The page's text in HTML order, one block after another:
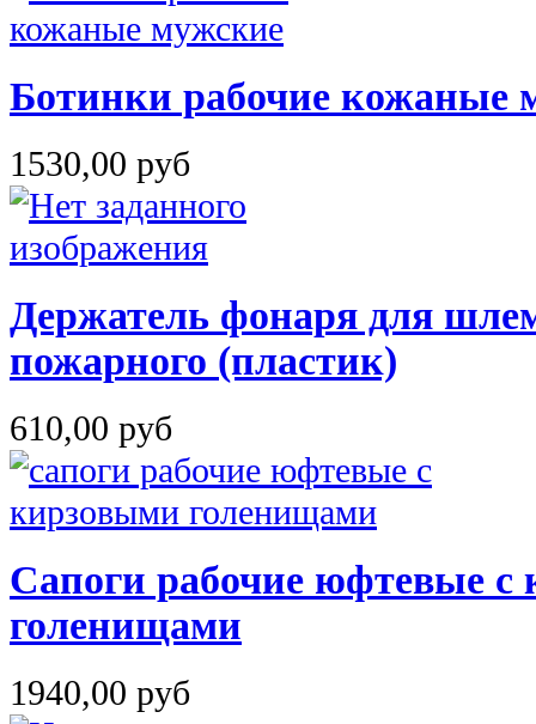
Ботинки рабочие кожаные
1530,00 руб
Держатель фонаря для
пожарного (пластик)
610,00 руб
Сапоги рабочие юфтевые с
голенищами
1940,00 руб